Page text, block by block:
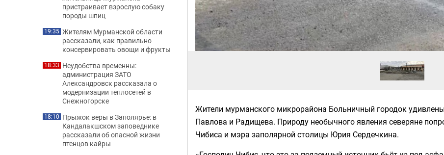
Жители мурманского микрорайона Больничный городок
Павлова и Радищева. Природу необычного явления северяне
Чибиса и мэра заполярной столицы Юрия Сердечкина.
пристраивает взрослую собаку
породы шпиц
19:35 Жителям Мурманской области
рассказали, как правильно
консервировать овощи и фрукты
18:33 Неудобства временны:
администрация ЗАТО
Александровск рассказала о
модернизации теплосетей в
Снежногорске
18:10 Прыжок веры в Заполярье: в
Кандалакшском заповеднике
рассказали об опасной жизни
птенцов кайры